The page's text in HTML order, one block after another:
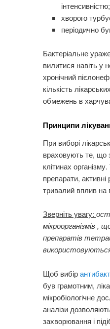
інтенсивністю;
хворого
періодично
Бактеріальне
вилитися навіть у
хронічний
кількість
обмежень в
Принципи
При виборі
враховують те, що
клітинах
препарати,
тривалий вплив на
Зверніть увагу:
мікроорганізмів ,
препаратів
використовуються
Щоб вибір
був грамотним,
мікробіологічне
аналізи
захворювання і